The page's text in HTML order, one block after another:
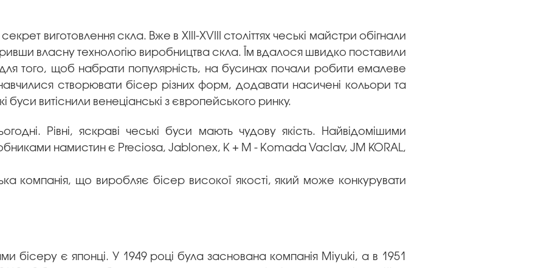
виготовлення скла. Вже в XIII-XVIII століттях чеські майстри обігнали
власну технологію виробництва скла. Їм вдалося швидко поставили
того, щоб набрати популярність, на бусинах почали робити емалеве
створювати бісер різних форм, додавати насичені кольори та
буси витіснили венеціанські з європейського ринку.
Рівні, яскраві чеські буси мають чудову якість. Найвідомішими
намистин є Preciosa, Jablonex, K + M - Komada Vaclav, JM KORAL,
компанія, що виробляє бісер високої якості, який може конкурувати
бісеру є японці. У 1949 році була заснована компанія Miyuki, а в 1951